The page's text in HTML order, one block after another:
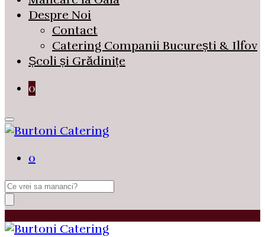
Despre Noi
Contact
Catering Companii București & Ilfov
Școli și Grădinițe
0
0
Search
for: